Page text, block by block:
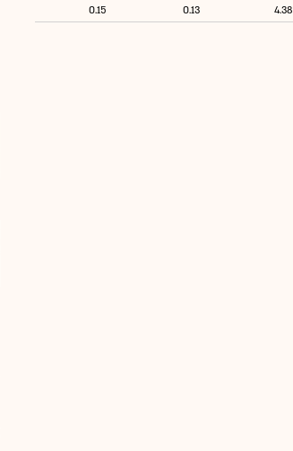
4.38
0.13
0.15